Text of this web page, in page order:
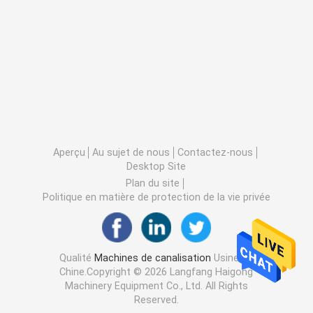
Aperçu Au sujet de nous
Contactez-nous
Desktop Site
Plan du site
Politique en matière de protection de la vie privée
Qualité Machines de canalisation Usine De
Chine.Copyright © 2026 Langfang Haigong
Machinery Equipment Co., Ltd. All Rights
Reserved.